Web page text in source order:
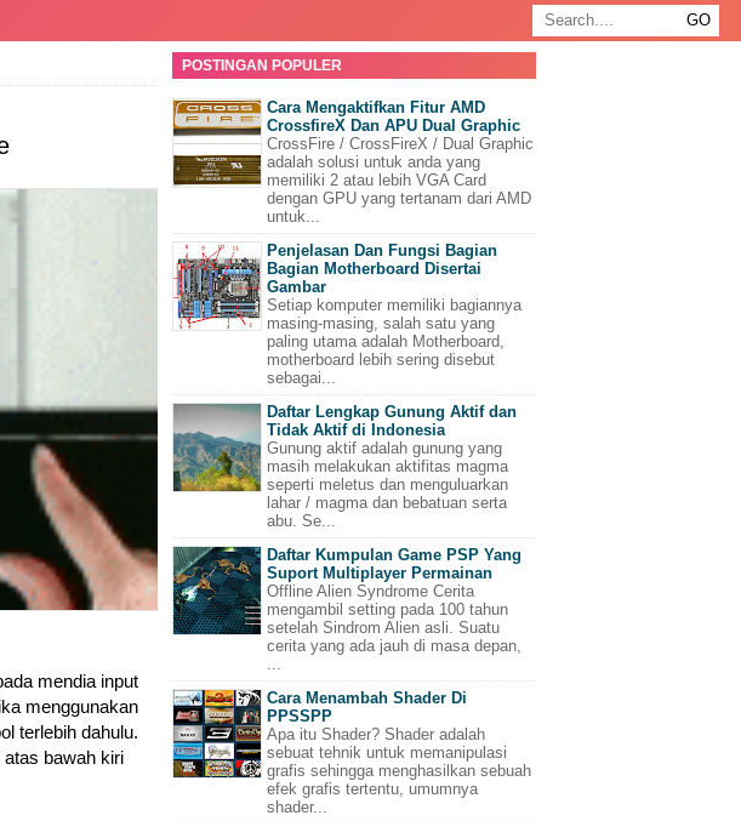
mendia input
menggunakan
terlebih dahulu.
bawah kiri
POSTINGAN POPULER
Cara Mengaktifkan Fitur AMD
CrossfireX Dan APU Dual Graphic
CrossFire / CrossFireX / Dual Graphic
adalah solusi untuk anda yang
memiliki 2 atau lebih VGA Card
dengan GPU yang tertanam dari AMD
untuk...
Penjelasan Dan Fungsi Bagian
Bagian Motherboard Disertai
Gambar
Setiap komputer memiliki bagiannya
masing-masing, salah satu yang
paling utama adalah Motherboard,
motherboard lebih sering disebut
sebagai...
Daftar Lengkap Gunung Aktif dan
Tidak Aktif di Indonesia
Gunung aktif adalah gunung yang
masih melakukan aktifitas magma
seperti meletus dan menguluarkan
lahar / magma dan bebatuan serta
abu. Se...
Daftar Kumpulan Game PSP Yang
Suport Multiplayer Permainan
Offline Alien Syndrome Cerita
mengambil setting pada 100 tahun
setelah Sindrom Alien asli. Suatu
cerita yang ada jauh di masa depan,
...
Cara Menambah Shader Di
PPSSPP
Apa itu Shader? Shader adalah
sebuat tehnik untuk memanipulasi
grafis sehingga menghasilkan sebuah
efek grafis tertentu, umumnya
shader...